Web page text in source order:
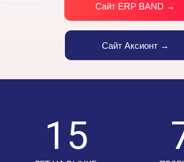
Сайт ERP BAND →
Сайт Аксионт →
15